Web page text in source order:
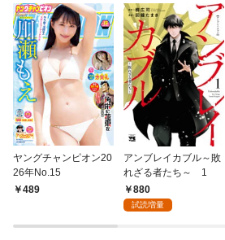
ヤングチャンピオン20
26年No.15
489
アンブレイカブル～敗
れざる者たち～ 1
880
試読増量